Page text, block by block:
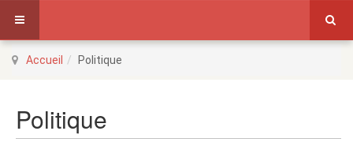
Accueil Politique
Politique